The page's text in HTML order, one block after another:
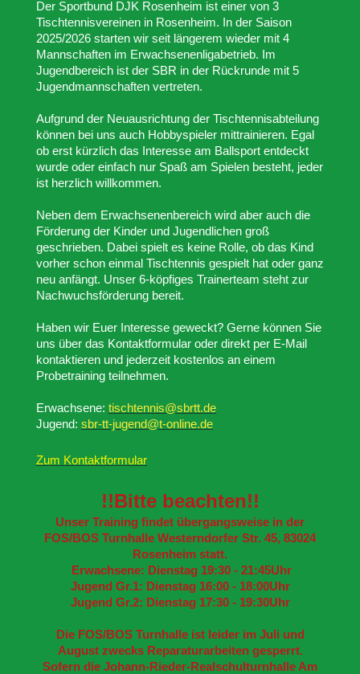
Der Sportbund DJK Rosenheim ist einer von 3
Tischtennisvereinen in Rosenheim. In der Saison
2025/2026 starten wir seit längerem wieder mit 4
Mannschaften im Erwachsenenligabetrieb. Im
Jugendbereich ist der SBR in der Rückrunde mit 5
Jugendmannschaften vertreten.
Aufgrund der Neuausrichtung der Tischtennisabteilung
können bei uns auch Hobbyspieler mittrainieren. Egal
ob erst kürzlich das Interesse am Ballsport entdeckt
wurde oder einfach nur Spaß am Spielen besteht, jeder
ist herzlich willkommen.
Neben dem Erwachsenenbereich wird aber auch die
Förderung der Kinder und Jugendlichen groß
geschrieben. Dabei spielt es keine Rolle, ob das Kind
vorher schon einmal Tischtennis gespielt hat oder ganz
neu anfängt. Unser 6-köpfiges Trainerteam steht zur
Nachwuchsförderung bereit.
Haben wir Euer Interesse geweckt? Gerne können Sie
uns über das Kontaktformular oder direkt per E-Mail
kontaktieren und jederzeit kostenlos an einem
Probetraining teilnehmen.
Erwachsene: tischtennis@sbrtt.de
Jugend: sbr-tt-jugend@t-online.de
Zum Kontaktformular
!!Bitte beachten!!
Unser Training findet übergangsweise in der
FOS/BOS Turnhalle Westerndorfer Str. 45, 83024
Rosenheim statt.
Erwachsene: Dienstag 19:30 - 21:45Uhr
Jugend Gr.1: Dienstag 16:00 - 18:00Uhr
Jugend Gr.2: Dienstag 17:30 - 19:30Uhr
Die FOS/BOS Turnhalle ist leider im Juli und
August zwecks Reparaturarbeiten gesperrt.
Sofern die Johann-Rieder-Realschulturnhalle Am